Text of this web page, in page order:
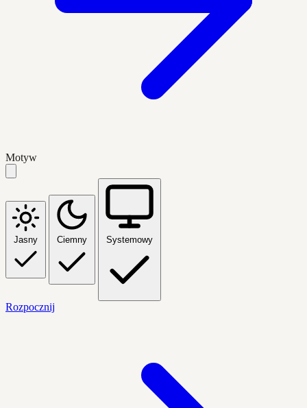
Motyw
Jasny Ciemny Systemowy
Rozpocznij